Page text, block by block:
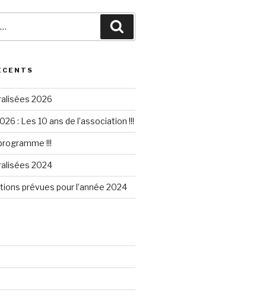
2026
: Les 10 ans de l’association !!!
!!!
2024
prévues pour l’année 2024